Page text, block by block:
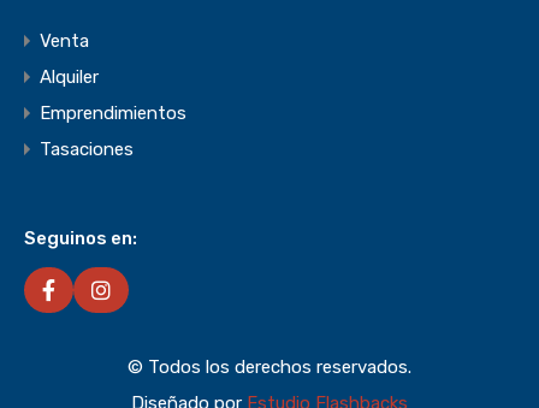
Venta
Alquiler
Emprendimientos
Tasaciones
Seguinos en:
© Todos los derechos reservados.
Diseñado por Estudio Flashbacks